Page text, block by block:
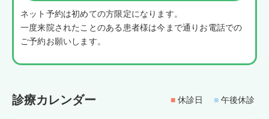
ネット予約は初めての方限定になります。
一度来院されたことのある患者様は今まで通りお電話での
ご予約お願いします。
診療カレンダー ■ 休診日 ■ 午後休診